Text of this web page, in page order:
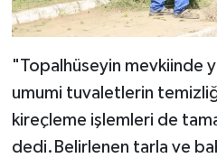
"Topalhüseyin mevkiinde
umumi tuvaletlerin temizliği
kireçleme işlemleri de
dedi.Belirlenen tarla ve